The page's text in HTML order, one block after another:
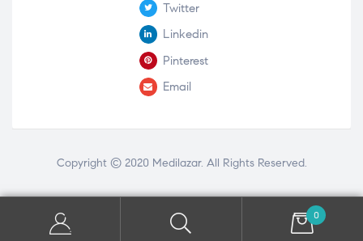
Twitter
Linkedin
Pinterest
Email
Copyright © 2020 Medilazar. All Rights Reserved.
0